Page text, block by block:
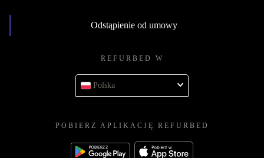
Odstąpienie od umowy
REFURBED W
Polska
POBIERZ APLIKACJĘ REFURBED